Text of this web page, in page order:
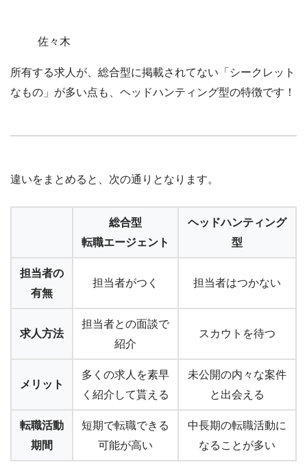
佐々木
所有する求人が、総合型に掲載されてない 「シークレット
なもの」 が多い点も、ヘッドハンティング型の特徴です！
違いをまとめると、次の通りとなります。
総合型
転職エージェント
ヘッドハンティング
型
担当者の
有無
担当者がつく 担当者はつかない
求人方法
担当者との面談で
紹介
スカウトを待つ
メリット
多くの求人を素早
く紹介して貰える
未公開の内々な案件
と出会える
転職活動
期間
短期で転職できる
可能が高い
中長期の転職活動に
なることが多い